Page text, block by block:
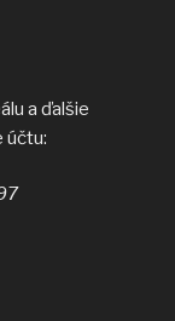
a ďalšie
účtu: